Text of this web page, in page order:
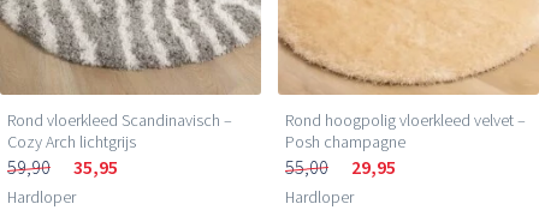
Rond vloerkleed Scandinavisch –
Cozy Arch lichtgrijs
59,90 35,95
Hardloper
Rond hoogpolig vloerkleed velvet –
Posh champagne
55,00 29,95
Hardloper